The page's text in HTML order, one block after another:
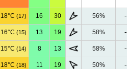
18°C (17) 16 30 56%
16°C (15) 13 19 58%
15°C (14) 8 13 58%
18°C (18) 11 19 50%